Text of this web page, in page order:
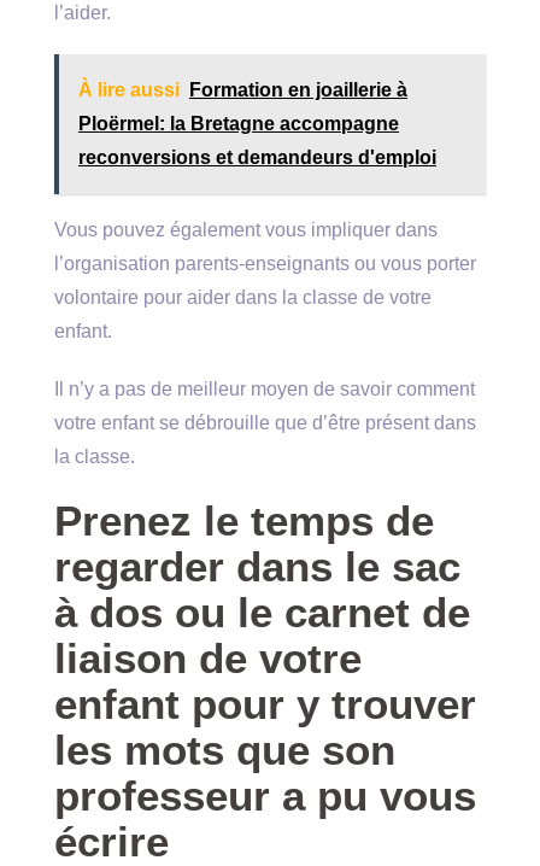
l’aider.
À lire aussi
Formation en joaillerie à
Ploërmel: la Bretagne accompagne
reconversions et demandeurs d'emploi
Vous pouvez également vous impliquer dans
l’organisation parents-enseignants ou vous porter
volontaire pour aider dans la classe de votre
enfant.
Il n’y a pas de meilleur moyen de savoir comment
votre enfant se débrouille que d’être présent dans
la classe.
Prenez le temps de
regarder dans le sac
à dos ou le carnet de
liaison de votre
enfant pour y trouver
les mots que son
professeur a pu vous
écrire